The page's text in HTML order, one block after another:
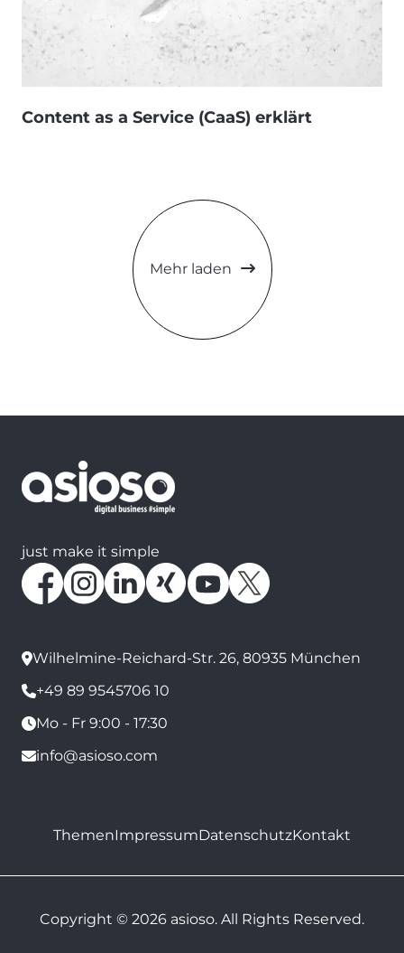
Content as a Service (CaaS) erklärt
Mehr laden
just make it simple
Wilhelmine-Reichard-Str. 26, 80935 München
+49 89 9545706 10
Mo - Fr 9:00 - 17:30
info@asioso.com
ThemenImpressumDatenschutzKontakt
Copyright © 2026 asioso. All Rights Reserved.